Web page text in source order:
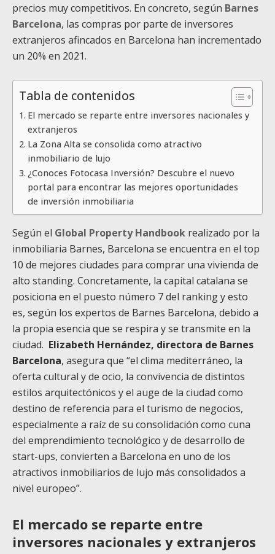
precios muy competitivos. En concreto, según Barnes
Barcelona, las compras por parte de inversores
extranjeros afincados en Barcelona han incrementado
un 20% en 2021.
Tabla de contenidos
El mercado se reparte entre inversores nacionales y
extranjeros
La Zona Alta se consolida como atractivo
inmobiliario de lujo
¿Conoces Fotocasa Inversión? Descubre el nuevo
portal para encontrar las mejores oportunidades
de inversión inmobiliaria
Según el Global Property Handbook realizado por la
inmobiliaria Barnes, Barcelona se encuentra en el top
10 de mejores ciudades para comprar una vivienda de
alto standing. Concretamente, la capital catalana se
posiciona en el puesto número 7 del ranking y esto
es, según los expertos de Barnes Barcelona, debido a
la propia esencia que se respira y se transmite en la
ciudad. Elizabeth Hernández, directora de Barnes
Barcelona, asegura que “el clima mediterráneo, la
oferta cultural y de ocio, la convivencia de distintos
estilos arquitectónicos y el auge de la ciudad como
destino de referencia para el turismo de negocios,
especialmente a raíz de su consolidación como cuna
del emprendimiento tecnológico y de desarrollo de
start-ups, convierten a Barcelona en uno de los
atractivos inmobiliarios de lujo más consolidados a
nivel europeo”.
El mercado se reparte entre
inversores nacionales y extranjeros